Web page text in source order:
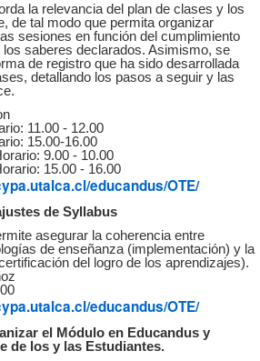
la relevancia del plan de clases y los
de tal modo que permita organizar
sesiones en función del cumplimiento
saberes declarados. Asimismo, se
de registro que ha sido desarrollada
detallando los pasos a seguir y las
11.00 - 12.00
15.00-16.00
9.00 - 10.00
15.00 - 16.00
educandus/OTE/
de Syllabus
asegurar la coherencia entre
de enseñanza (implementación) y la
del logro de los aprendizajes).
educandus/OTE/
el Módulo en Educandus y
de los y las Estudiantes.